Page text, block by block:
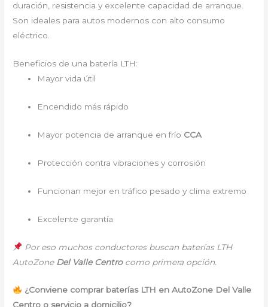
duración, resistencia y excelente capacidad de arranque.
Son ideales para autos modernos con alto consumo
eléctrico.
Beneficios de una batería LTH:
Mayor vida útil
Encendido más rápido
Mayor potencia de arranque en frío CCA
Protección contra vibraciones y corrosión
Funcionan mejor en tráfico pesado y clima extremo
Excelente garantía
Por eso muchos conductores buscan baterías LTH
AutoZone Del Valle Centro como primera opción.
¿Conviene comprar baterías LTH en AutoZone Del Valle
Centro o servicio a domicilio?